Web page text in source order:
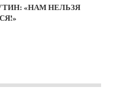
«НАМ НЕЛЬЗЯ